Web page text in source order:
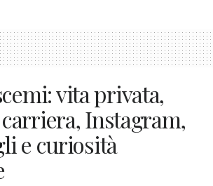
vita privata,
Instagram,
e curiosità